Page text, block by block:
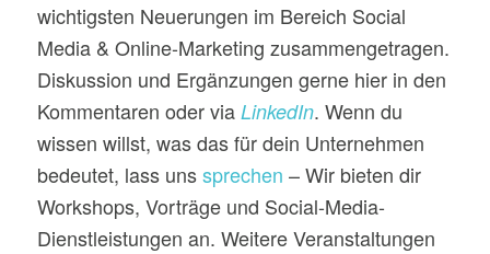
wichtigsten Neuerungen im Bereich Social
Media & Online-Marketing zusammengetragen.
Diskussion und Ergänzungen gerne hier in den
Kommentaren oder via LinkedIn. Wenn du
wissen willst, was das für dein Unternehmen
bedeutet, lass unssprechen – Wir bieten dir
Workshops, Vorträge und Social-Media-
Dienstleistungen an. Weitere Veranstaltungen